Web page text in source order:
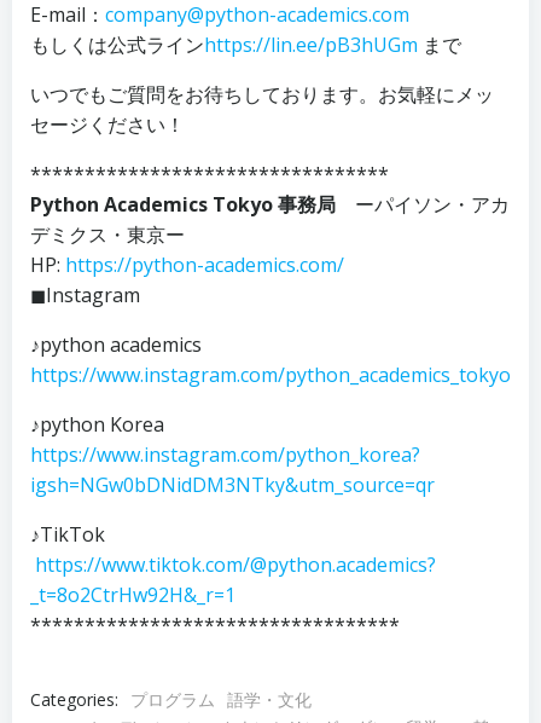
E-mail： company@python-academics.com
もしくは公式ラインhttps://lin.ee/pB3hUGm まで
いつでもご質問をお待ちしております。お気軽にメッ
セージください！
*********************************
Python Academics Tokyo 事務局 ーパイソン・アカ
デミクス・東京ー
HP: https://python-academics.com/
◼︎Instagram
♪python academics
https://www.instagram.com/python_academics_tokyo
♪python Korea
https://www.instagram.com/python_korea?
igsh=NGw0bDNidDM3NTky&utm_source=qr
♪TikTok
https://www.tiktok.com/@python.academics?
_t=8o2CtrHw92H&_r=1
**********************************
Categories: プログラム 語学・文化